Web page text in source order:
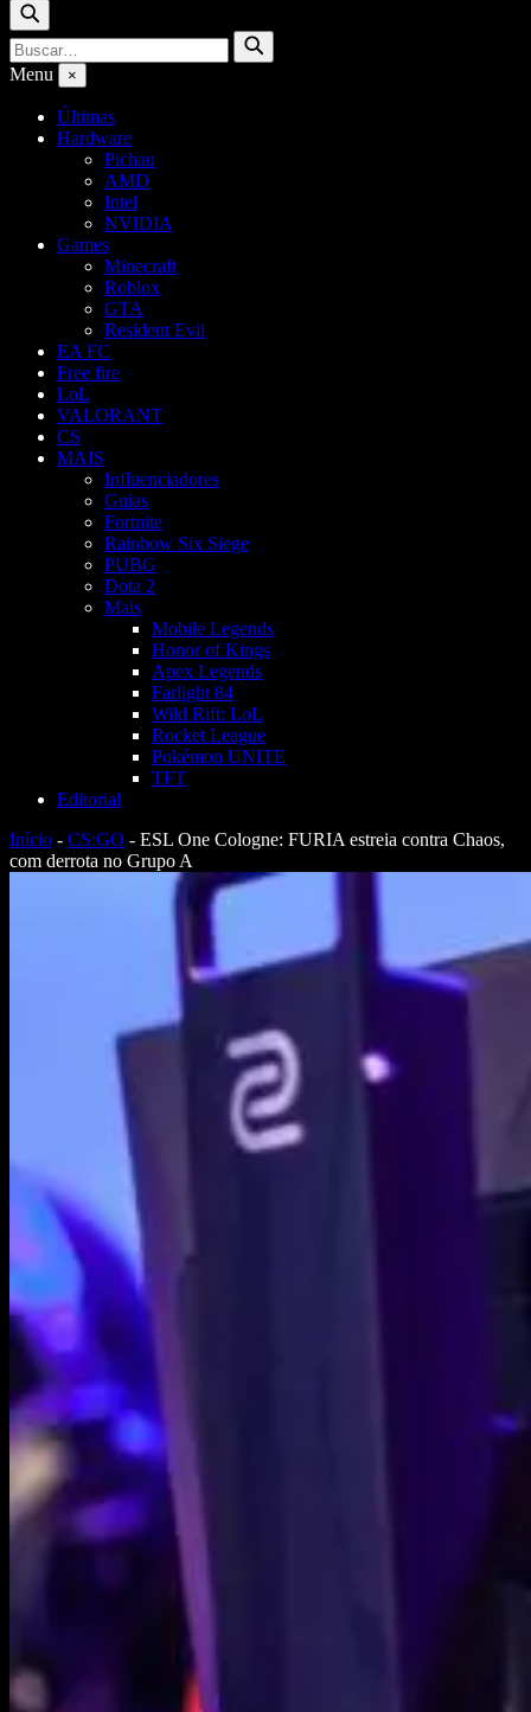
Buscar
Buscar
por:
Buscar
Menu ×
Últimas
Hardware
Pichau
AMD
Intel
NVIDIA
Games
Minecraft
Roblox
GTA
Resident Evil
EA FC
Free fire
LoL
VALORANT
CS
MAIS
Influenciadores
Guias
Fortnite
Rainbow Six Siege
PUBG
Dota 2
Mais
Mobile Legends
Honor of Kings
Apex Legends
Farlight 84
Wild Rift: LoL
Rocket League
Pokémon UNITE
TFT
Editorial
Início - CS:GO - ESL One Cologne: FURIA estreia contra Chaos,
com derrota no Grupo A